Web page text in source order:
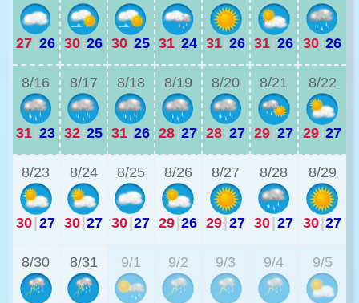
27|26 30|26 30|25 31|24 31|26 31|26 30|26
8/16
31|23
8/17
32|25
8/18
31|26
8/19
28|27
8/20
28|27
8/21
29|27
8/22
29|27
8/23
30|27
8/24
30|27
8/25
30|27
8/26
29|26
8/27
29|27
8/28
30|27
8/29
30|27
8/30 8/31 9/1 9/2 9/3 9/4 9/5